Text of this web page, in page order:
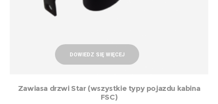
DOWIEDZ SIĘ WIĘCEJ
Zawiasa drzwi Star (wszystkie typy pojazdu kabina
FSC)